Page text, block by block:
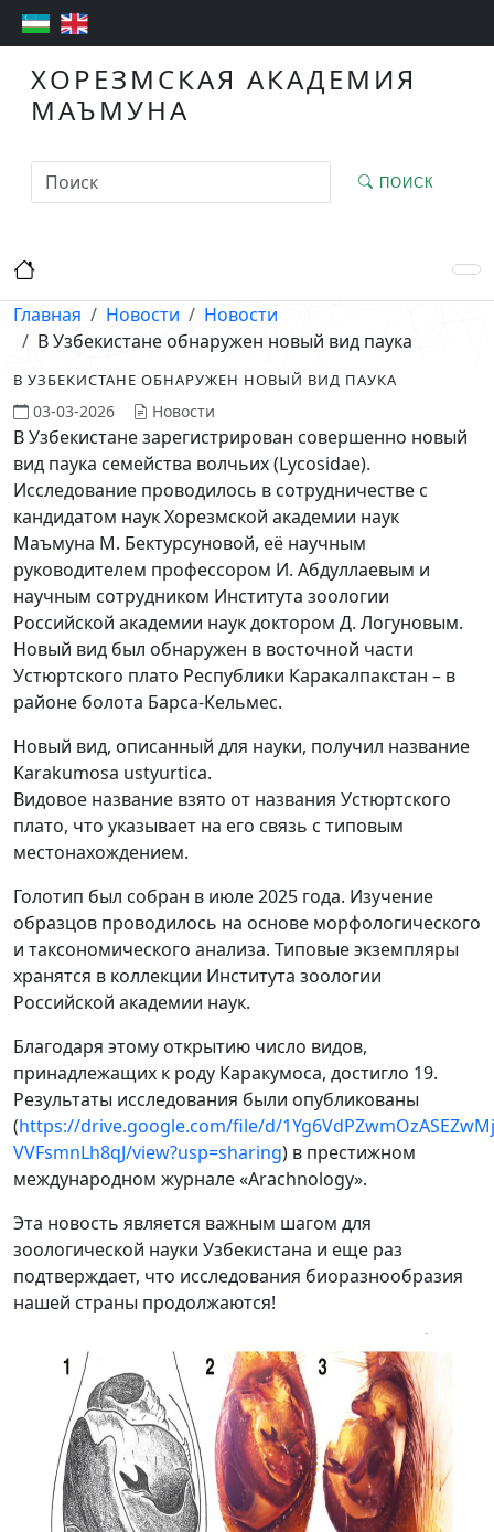
ХОРЕЗМСКАЯ АКАДЕМИЯ
МАЪМУНА
ПОИСК
Главная Новости
Новости
В Узбекистане обнаружен новый вид паука
В УЗБЕКИСТАНЕ ОБНАРУЖЕН НОВЫЙ ВИД ПАУКА
03-03-2026 Новости
В Узбекистане зарегистрирован совершенно новый
вид паука семейства волчьих (Lycosidae).
Исследование проводилось в сотрудничестве с
кандидатом наук Хорезмской академии наук
Маъмуна М. Бектурсуновой, её научным
руководителем профессором И. Абдуллаевым и
научным сотрудником Института зоологии
Российской академии наук доктором Д. Логуновым.
Новый вид был обнаружен в восточной части
Устюртского плато Республики Каракалпакстан – в
районе болота Барса-Кельмес.
Новый вид, описанный для науки, получил название
Karakumosa ustyurtica.
Видовое название взято от названия Устюртского
плато, что указывает на его связь с типовым
местонахождением.
Голотип был собран в июле 2025 года. Изучение
образцов проводилось на основе морфологического
и таксономического анализа. Типовые экземпляры
хранятся в коллекции Института зоологии
Российской академии наук.
Благодаря этому открытию число видов,
принадлежащих к роду Каракумоса, достигло 19.
Результаты исследования были опубликованы
(https://drive.google.com/file/d/
VVFsmnLh8qJ/view?usp=sharing) в престижном
международном журнале «Arachnology».
Эта новость является важным шагом для
зоологической науки Узбекистана и еще раз
подтверждает, что исследования биоразнообразия
нашей страны продолжаются!